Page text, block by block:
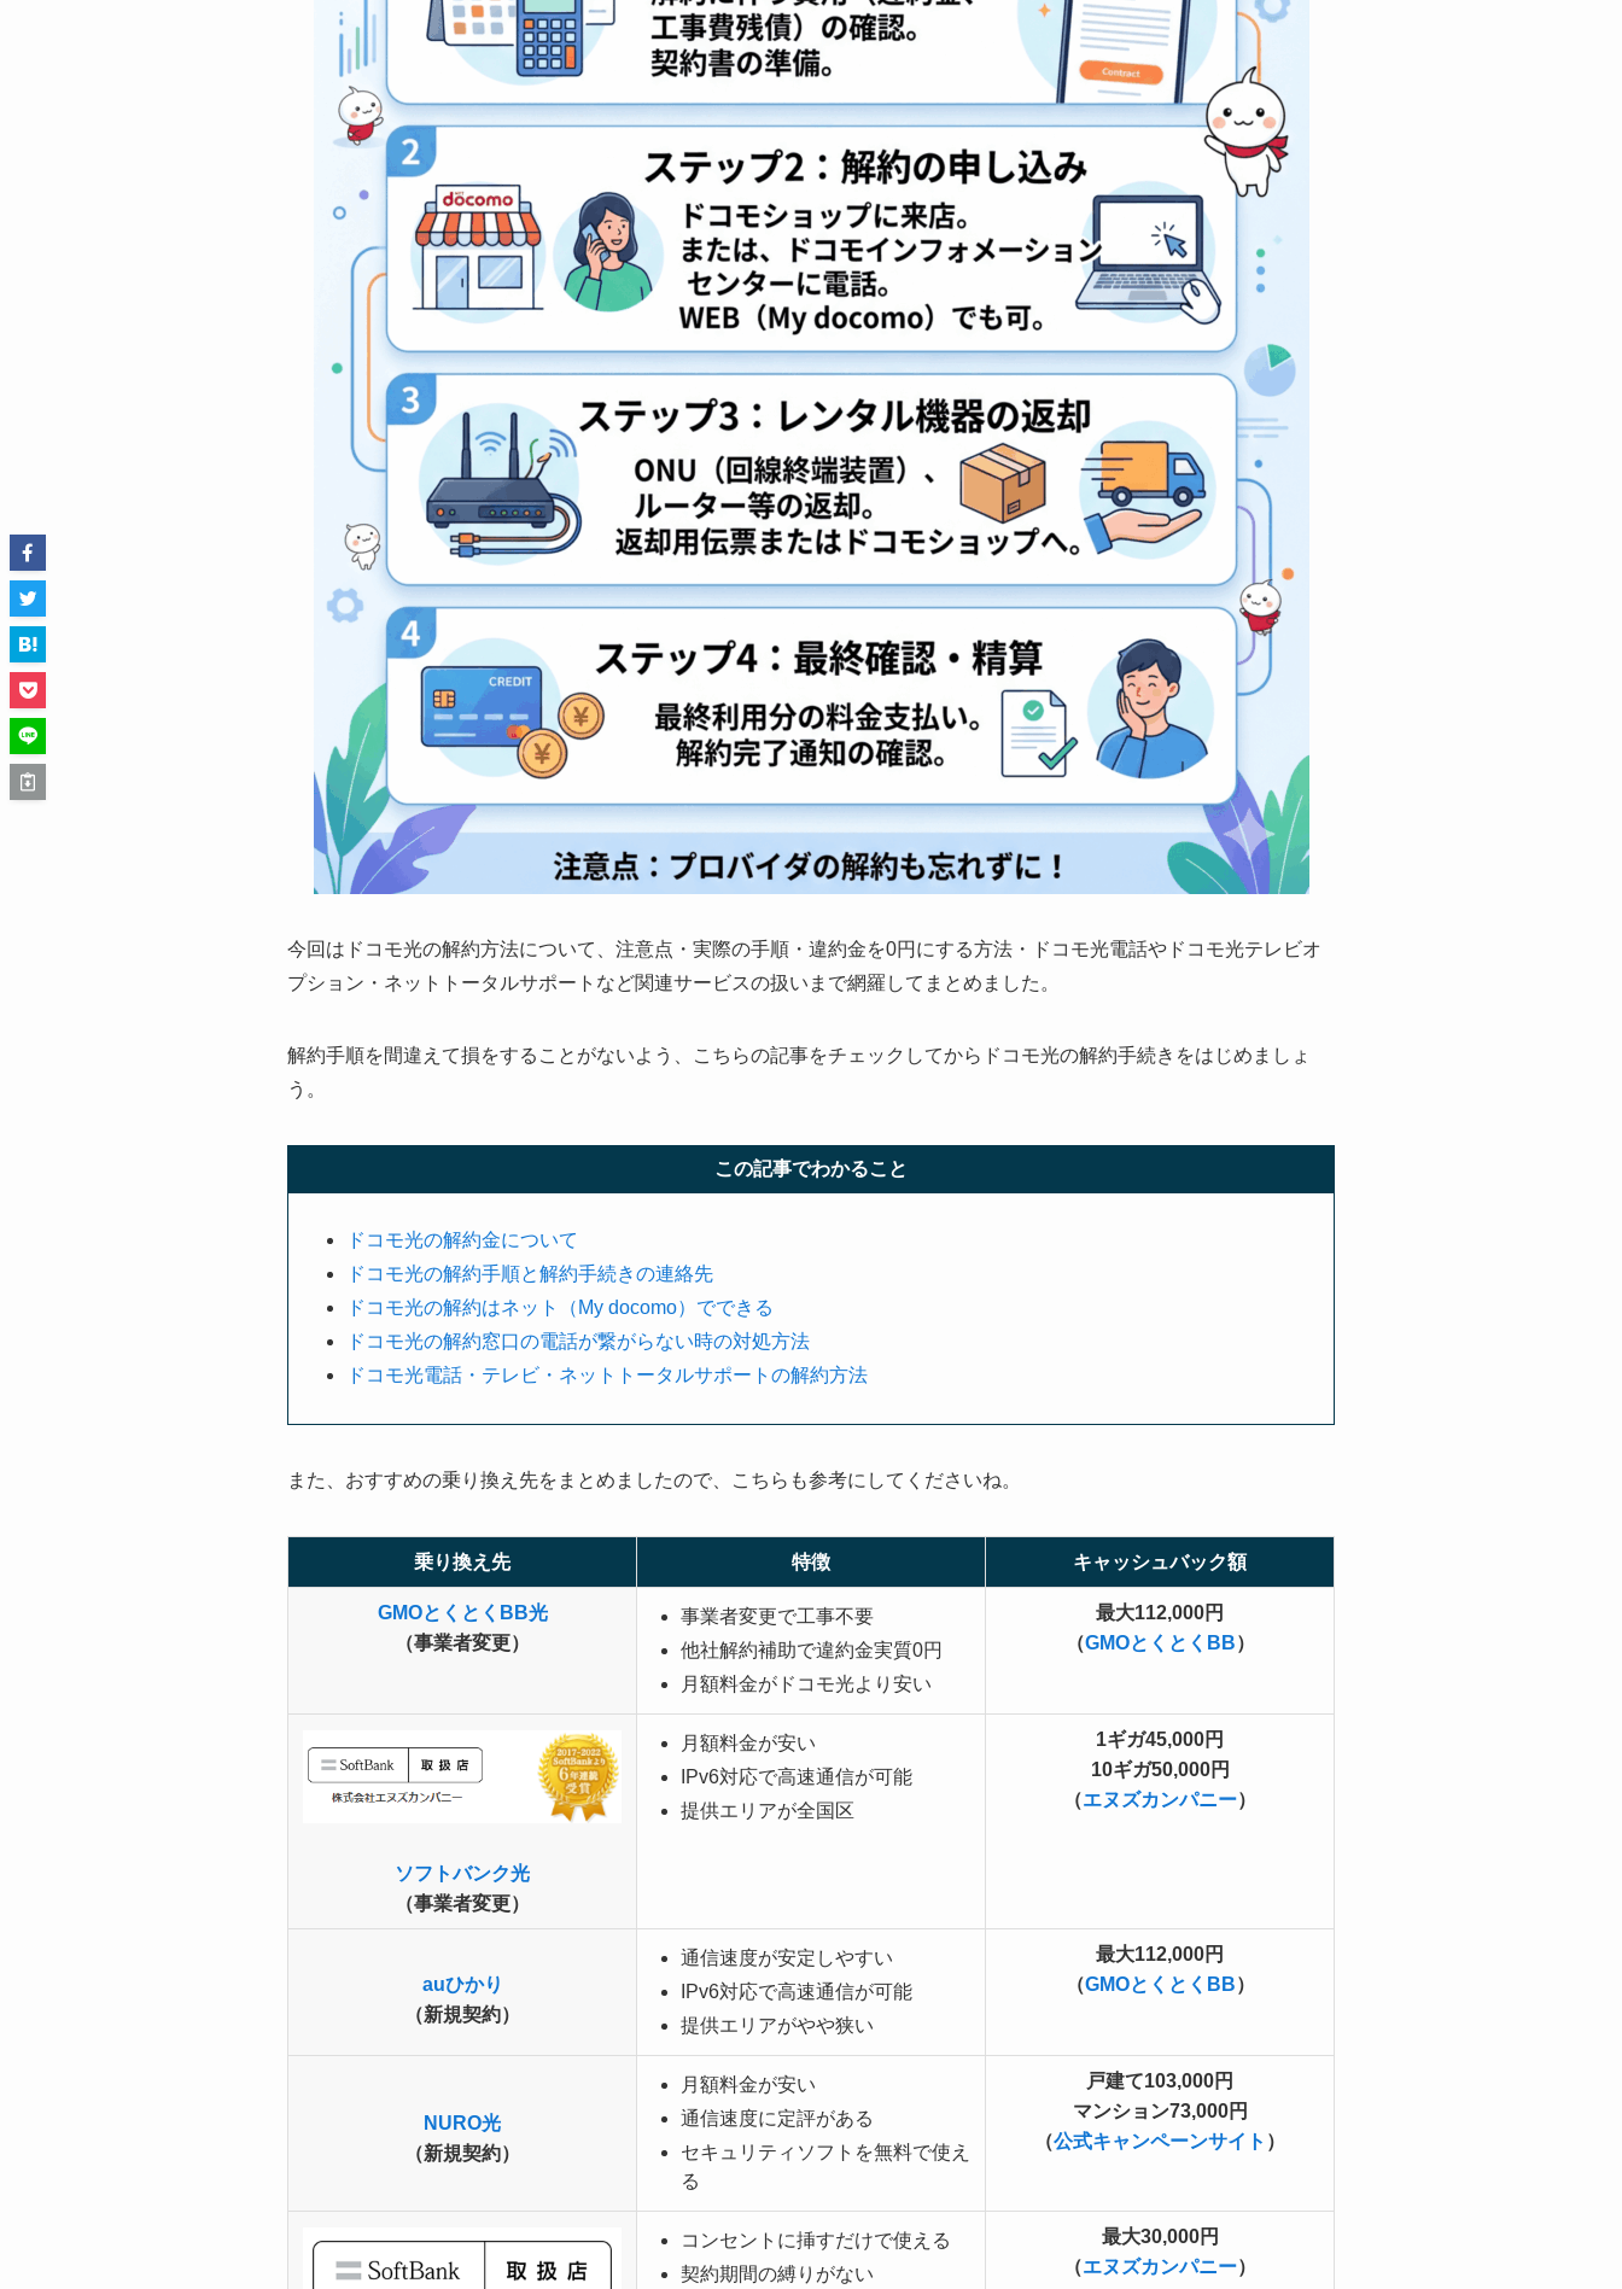
今回はドコモ光の解約方法について、注意点・実際の手順・違約金を0円にする方法・ドコモ光電話やドコモ光テレビオ
プション・ネットトータルサポートなど関連サービスの扱いまで網羅してまとめました。
解約手順を間違えて損をすることがないよう、こちらの記事をチェックしてからドコモ光の解約手続きをはじめましょ
う。
この記事でわかること
ドコモ光の解約金について
ドコモ光の解約手順と解約手続きの連絡先
ドコモ光の解約はネット（My docomo）でできる
ドコモ光の解約窓口の電話が繋がらない時の対処方法
ドコモ光電話・テレビ・ネットトータルサポートの解約方法
また、おすすめの乗り換え先をまとめましたので、こちらも参考にしてくださいね。
乗り換え先 特徴 キャッシュバック額
GMOとくとくBB光
（事業者変更）
事業者変更で工事不要
他社解約補助で違約金実質0円
月額料金がドコモ光より安い
最大112,000円
（GMOとくとくBB）
ソフトバンク光
（事業者変更）
月額料金が安い
IPv6対応で高速通信が可能
提供エリアが全国区
1ギガ45,000円
10ギガ50,000円
（エヌズカンパニー）
auひかり
（新規契約）
通信速度が安定しやすい
IPv6対応で高速通信が可能
提供エリアがやや狭い
最大112,000円
（GMOとくとくBB）
NURO光
（新規契約）
月額料金が安い
通信速度に定評がある
セキュリティソフトを無料で使え
る
戸建て103,000円
マンション73,000円
（公式キャンペーンサイト ）
コンセントに挿すだけで使える
契約期間の縛りがない
最大30,000円
（エヌズカンパニー）